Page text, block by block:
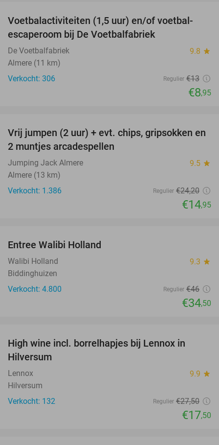
31%
Voetbalactiviteiten (1,5 uur) en/of voetbal-
escaperoom bij De Voetbalfabriek
De Voetbalfabriek 9.8 star
Almere (11 km)
Verkocht: 306
Regulier €13
€8,95
38%
Vrij jumpen (2 uur) + evt. chips, gripsokken en
2 muntjes arcadespellen
Jumping Jack Almere 9.5 star
Almere (13 km)
Verkocht: 1.386
Regulier €24,20
€14,95
Entree Walibi Holland
Walibi Holland 9.3 star
Biddinghuizen
Verkocht: 4.800
Regulier €46
€34,50
High wine incl. borrelhapjes bij Lennox in
Hilversum
Lennox 9.9 star
Hilversum
Verkocht: 132
Regulier €27,50
€17,50